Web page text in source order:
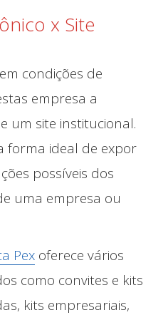
x Site
condições de
empresa a
um site institucional.
forma ideal de expor
possíveis dos
uma empresa ou
Pex oferece vários
como convites e kits
kits empresariais,